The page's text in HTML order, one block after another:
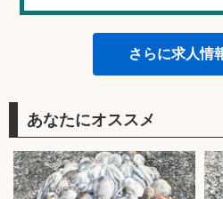
さらに求人情
あなたにオススメ